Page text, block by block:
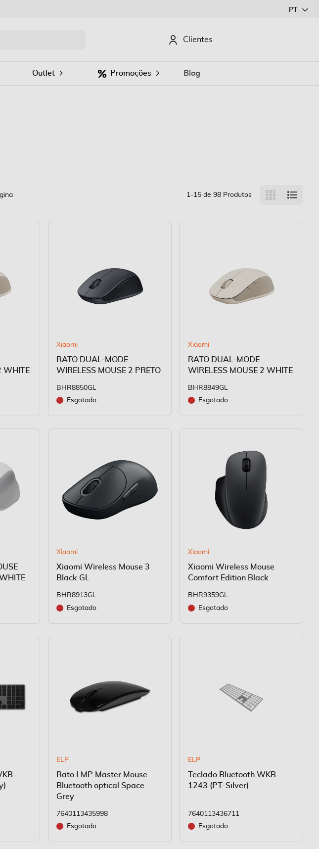
PT
Clientes
Outlet Promoções Blog
Ver
como
GrelhaLista
1-15 de 98 Produtos
WHITE
Xiaomi
RATO DUAL-MODE
WIRELESS MOUSE 2 PRETO
BHR8850GL
Esgotado
Xiaomi
RATO DUAL-MODE
WIRELESS MOUSE 2 WHITE
BHR8849GL
Esgotado
Xiaomi
Xiaomi Wireless Mouse 3
Black GL
BHR8913GL
Esgotado
Xiaomi
Xiaomi Wireless Mouse
Comfort Edition Black
BHR9359GL
Esgotado
ELP
Rato LMP Master Mouse
Bluetooth optical Space
Grey
7640113435998
Esgotado
ELP
Teclado Bluetooth WKB-
1243 (PT-Silver)
7640113436711
Esgotado